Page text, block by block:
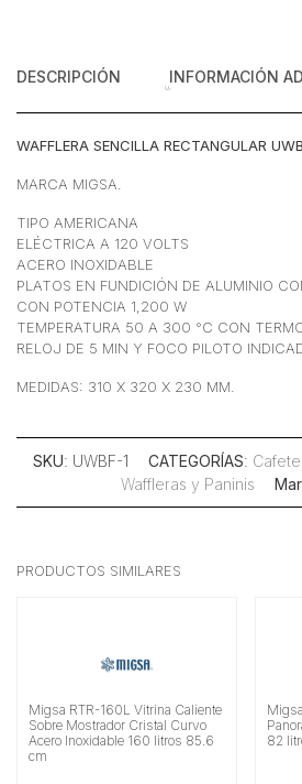
DESCRIPCIÓN INFORMACIÓN
WAFFLERA SENCILLA RECTANGULAR
MARCA MIGSA.
TIPO AMERICANA
ELÉCTRICA A 120 VOLTS
ACERO INOXIDABLE
PLATOS EN FUNDICIÓN DE ALUMINIO
CON POTENCIA 1,200 W
TEMPERATURA 50 A 300 °C CON
RELOJ DE 5 MIN Y FOCO PILOTO
MEDIDAS: 310 X 320 X 230 MM.
SKU: UWBF-1 CATEGORÍAS:
Waffleras y Paninis
PRODUCTOS SIMILARES
Migsa RTR-160L Vitrina Caliente
Sobre Mostrador Cristal Curvo
Acero Inoxidable 160 litros 85.6
cm
82